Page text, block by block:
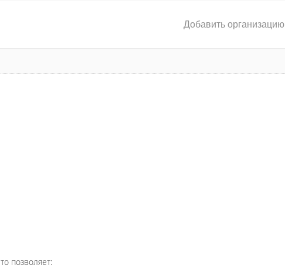
Добавить организацию
позволяет: